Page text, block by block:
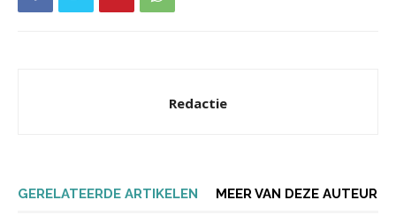
Redactie
GERELATEERDE ARTIKELEN MEER VAN DEZE AUTEUR